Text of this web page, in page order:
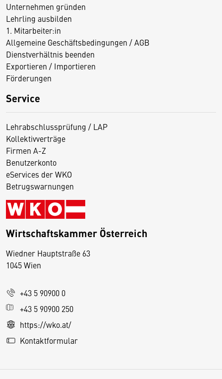
Unternehmen gründen
Lehrling ausbilden
1. Mitarbeiter:in
Allgemeine Geschäftsbedingungen / AGB
Dienstverhältnis beenden
Exportieren / Importieren
Förderungen
Service
Lehrabschlussprüfung / LAP
Kollektivverträge
Firmen A-Z
Benutzerkonto
eServices der WKO
Betrugswarnungen
Wirtschaftskammer Österreich
Wiedner Hauptstraße 63
1045 Wien
+43 5 90900 0
+43 5 90900 250
https://wko.at/
Kontaktformular
D
s
e
S
e